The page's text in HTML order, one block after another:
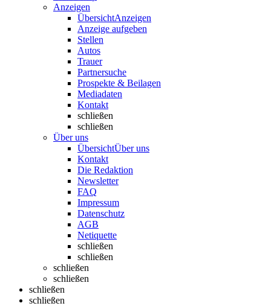
Anzeigen
ÜbersichtAnzeigen
Anzeige aufgeben
Stellen
Autos
Trauer
Partnersuche
Prospekte & Beilagen
Mediadaten
Kontakt
schließen
schließen
Über uns
ÜbersichtÜber uns
Kontakt
Die Redaktion
Newsletter
FAQ
Impressum
Datenschutz
AGB
Netiquette
schließen
schließen
schließen
schließen
schließen
schließen